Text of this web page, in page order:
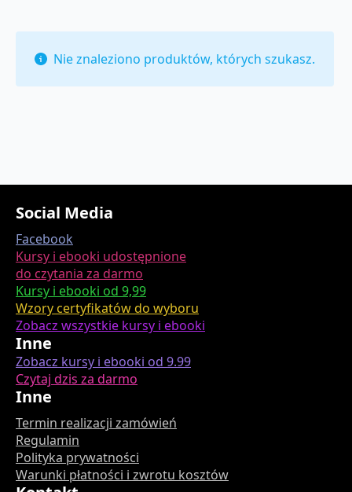
Nie znaleziono produktów, których szukasz.
Social Media
Facebook
Kursy i ebooki udostępnione
do czytania za darmo
Kursy i ebooki od 9,99
Wzory certyfikatów do wyboru
Zobacz wszystkie kursy i ebooki
Inne
Zobacz kursy i ebooki od 9.99
Czytaj dzis za darmo
Inne
Termin realizacji zamówień
Regulamin
Polityka prywatności
Warunki płatności i zwrotu kosztów